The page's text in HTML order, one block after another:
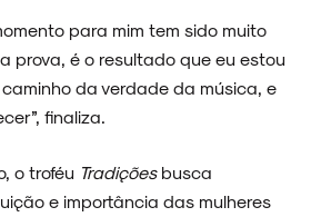
para mim tem sido muito
prova, é o resultado que eu estou
da verdade da música, e
finaliza.
o troféu Tradiçõesbusca
e importância das mulheres